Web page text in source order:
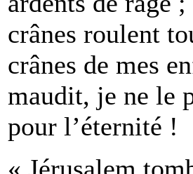
crânes roulent
crânes de mes
maudit, je ne le
pour l’éternité !